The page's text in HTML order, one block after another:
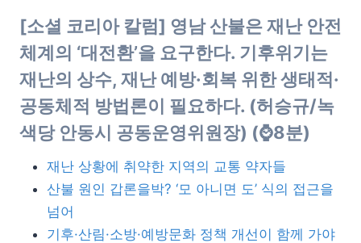
[소셜 코리아 칼럼] 영남 산불은 재난 안전
체계의 ‘대전환’을 요구한다. 기후위기는
재난의 상수, 재난 예방·회복 위한 생태적·
공동체적 방법론이 필요하다. (허승규/녹
색당 안동시 공동운영위원장) (⌚8분)
재난 상황에 취약한 지역의 교통 약자들
산불 원인 갑론을박? ‘모 아니면 도’ 식의 접근을
넘어
기후·산림·소방·예방문화 정책 개선이 함께 가야